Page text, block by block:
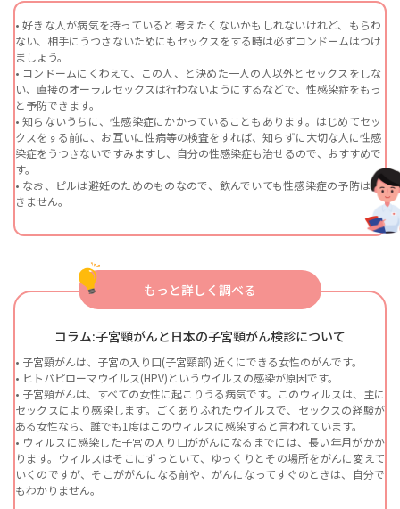
• 好きな人が病気を持っていると考えたくないかもしれないけれど、もらわ
ない、相手にうつさないためにもセックスをする時は必ずコンドームはつけ
ましょう。
• コンドームにくわえて、この人、と決めた一人の人以外とセックスをしな
い、直接のオーラルセックスは行わないようにするなどで、性感染症をもっ
と予防できます。
• 知らないうちに、性感染症にかかっていることもあります。はじめてセッ
クスをする前に、お互いに性病等の検査をすれば、知らずに大切な人に性感
染症をうつさないですみますし、自分の性感染症も治せるので、おすすめで
す。
• なお、ピルは避妊のためのものなので、飲んでいても性感染症の予防はで
きません。
もっと詳しく調べる
コラム:子宮頸がんと日本の子宮頸がん検診について
• 子宮頸がんは、子宮の入り口(子宮頸部) 近くにできる女性のがんです。
• ヒトパピローマウイルス(HPV)というウイルスの感染が原因です。
• 子宮頸がんは、すべての女性に起こりうる病気です。このウィルスは、主に
セックスにより感染します。ごくありふれたウイルスで、セックスの経験が
ある女性なら、誰でも1度はこのウィルスに感染すると言われています。
• ウィルスに感染した子宮の入り口ががんになるまでには、長い年月がかか
ります。ウィルスはそこにずっといて、ゆっくりとその場所をがんに変えて
いくのですが、そこががんになる前や、がんになってすぐのときは、自分で
もわかりません。